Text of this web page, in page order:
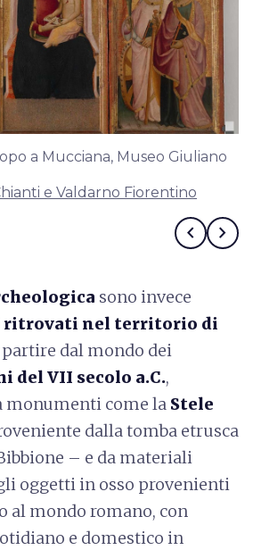
a Mucciana, Museo Giuliano
e Valdarno Fiorentino
chevron_left chevron_right
sono invece
ritrovati nel territorio di
partire dal mondo dei
del VII secolo a.C.,
monumenti come la Stele
dalla tomba etrusca
– e da materiali
oggetti in osso provenienti
al mondo romano, con
e domestico in